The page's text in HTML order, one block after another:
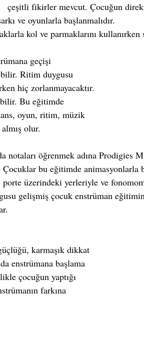
çeşitli fikirler mevcut. Çocuğun
ve oyunlarla başlanmalıdır.
kol ve parmaklarını kullanırken
geçişi
Ritim duygusu
hiç zorlanmayacaktır.
Bu eğitimde
oyun, ritim, müzik
olur.
notaları öğrenmek adına Prodigies
bu eğitimde animasyonlarla
üzerindeki yerleriyle ve
gelişmiş çocuk enstrüman
karmaşık dikkat
enstrümana başlama
çocuğun yaptığı
farkına